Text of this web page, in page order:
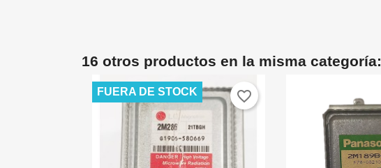
16 otros productos en la misma categoría:
FUERA DE STOCK favorite_border